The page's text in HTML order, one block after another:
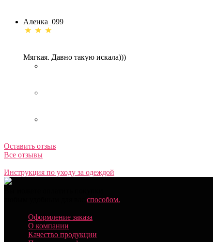
Аленка_099
Мягкая. Давно такую искала)))
Оставить отзыв
Все отзывы
Инструкция по уходу за одеждой
способом.
Оформление заказа
О компании
Качество продукции